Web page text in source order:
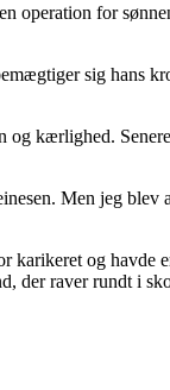
operation for
sig hans
og kærlighed.
Men jeg
og havde
der raver rundt i